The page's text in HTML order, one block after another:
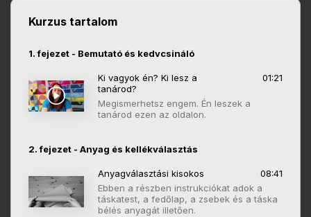
Kurzus tartalom
1. fejezet - Bemutató és kedvcsináló
Ki vagyok én? Ki lesz a
tanárod?
01:21
Megismerhetsz engem. Én leszek a
tanárod ezen az oldalon.
2. fejezet - Anyag és kellékválasztás
Anyagválasztási kisokos
08:41
Ebben a részben instrukciókat adok a
táskatest, a fedőlap, a zsebek és a táska
bélés anyagát illetően.